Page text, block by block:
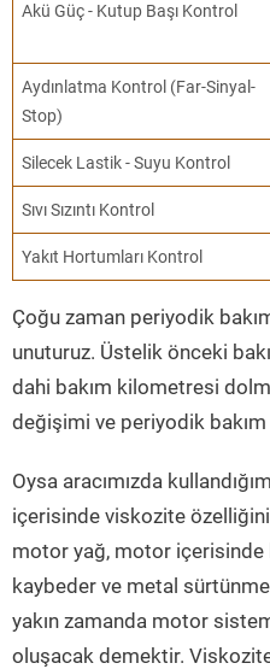
Akü Güç - Kutup Başı Kontrol
Aydınlatma Kontrol (Far-Sinyal-
Stop)
Silecek Lastik - Suyu Kontrol
Sıvı Sızıntı Kontrol
Yakıt Hortumları Kontrol
Çoğu zaman periyodik
unuturuz. Üstelik önceki
dahi bakım kilometresi
değişimi ve periyodik bakım
Oysa aracımızda
içerisinde viskozite
motor yağ, motor
kaybeder ve metal
yakın zamanda motor
oluşacak demektir.